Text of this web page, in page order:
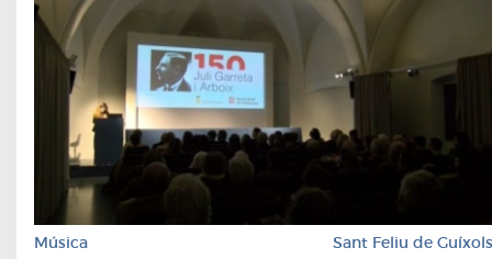
Música Sant Feliu de Guíxols